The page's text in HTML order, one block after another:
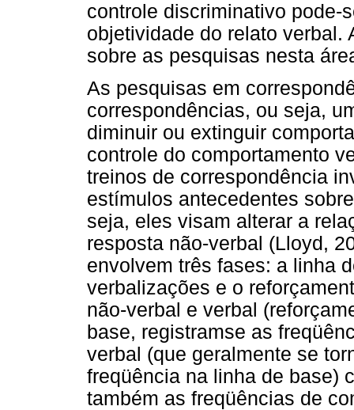
controle discriminativo pode-
objetividade do relato verbal.
sobre as pesquisas nesta
As pesquisas em
correspondências, ou seja,
diminuir ou extinguir
controle do comportamento
treinos de correspondência
estímulos antecedentes
seja, eles visam alterar a
resposta não-verbal (Lloyd,
envolvem três fases: a linha
verbalizações e o
não-verbal e verbal
base, registramse as
verbal (que geralmente se
freqüência na linha de base)
também as freqüências de